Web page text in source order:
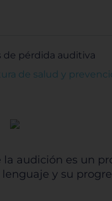
de pérdida auditiva
de salud y
la audición es un
y su